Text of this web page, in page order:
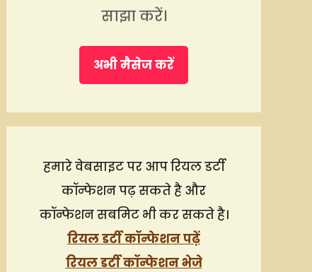
साझा करें।
अभी मैसेज करें
हमारे वेबसाइट पर आप रियल डर्टी
कॉन्फेशन पढ़ सकते है और
कॉन्फेशन सबमिट भी कर सकते है।
रियल डर्टी कॉन्फेशन पढ़ें
रियल डर्टी कॉन्फेशन भेजे